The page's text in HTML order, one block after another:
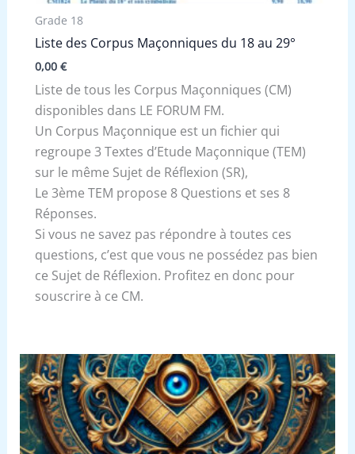
Grade 18
Liste des Corpus Maçonniques du 18 au 29°
0,00 €
Liste de tous les Corpus Maçonniques (CM)
disponibles dans LE FORUM FM.
Un Corpus Maçonnique est un fichier qui
regroupe 3 Textes d’Etude Maçonnique (TEM)
sur le même Sujet de Réflexion (SR),
Le 3ème TEM propose 8 Questions et ses 8
Réponses.
Si vous ne savez pas répondre à toutes ces
questions, c’est que vous ne possédez pas bien
ce Sujet de Réflexion. Profitez en donc pour
souscrire à ce CM.